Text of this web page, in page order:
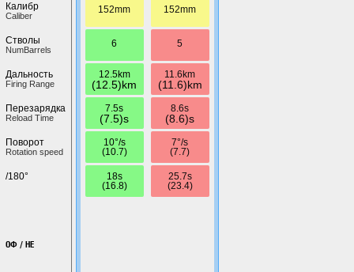
Калибр
Caliber
Стволы
NumBarrels
Дальность
Firing Range
Перезарядка
Reload Time
Поворот
Rotation speed
/180°
ОФ / HE
152mm
6
12.5km
(12.5)km
7.5s
(7.5)s
10°/s
(10.7)
18s
(16.8)
152mm
5
11.6km
(11.6)km
8.6s
(8.6)s
7°/s
(7.7)
25.7s
(23.4)